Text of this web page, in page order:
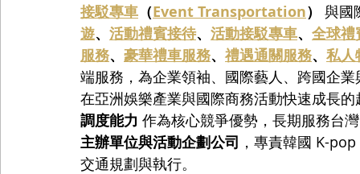
接駁專車 （Event Transportation） 與國
遊、 活動禮賓接待、 活動接駁專車、 全球禮
服務、 豪華禮車服務、 禮遇通關服務、 私人
端服務，為企業領袖、國際藝人、跨國企
在亞洲娛樂產業與國際商務活動快速成長
調度能力 作為核心競爭優勢，長期服務台
主辦單位與活動企劃公司 ，專責韓國 K-
交通規劃與執行。